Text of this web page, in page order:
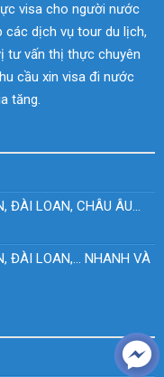
visa cho người nước
các dịch vụ tour du lịch,
tư vấn thị thực chuyên
cầu xin visa đi nước
tăng.
ĐÀI LOAN, CHÂU ÂU…
ĐÀI LOAN,… NHANH VÀ